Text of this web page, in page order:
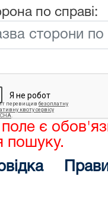
по справі:
є
пошуку.